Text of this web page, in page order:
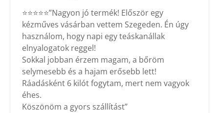
⭐⭐⭐⭐⭐”Nagyon jó termék! Először egy
kézműves vásárban vettem Szegeden. Én úgy
használom, hogy napi egy teáskanállak
elnyalogatok reggel!
Sokkal jobban érzem magam, a bőröm
selymesebb és a hajam erősebb lett!
Ráadásként 6 kilót fogytam, mert nem vagyok
éhes.
Köszönöm a gyors szállítást”